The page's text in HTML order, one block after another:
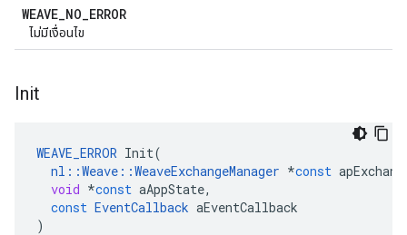
WEAVE_NO_ERROR
ไม่มีเงื่อนไข
Init
WEAVE_ERROR Init(
nl ::Weave ::WeaveExchangeManager *const
void *const aAppState,
const EventCallback aEventCallback
)